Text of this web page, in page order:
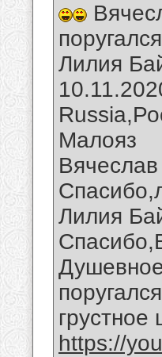
Лилия
Малояз
Лилия
https://